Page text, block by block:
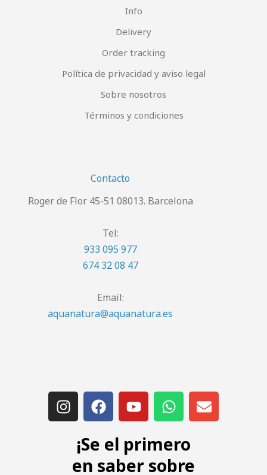
Info
Delivery
Order tracking
Política de privacidad y aviso legal
Sobre nosotros
Términos y condiciones
Contacto
Roger de Flor 45-51 08013. Barcelona
Tel:
933 095 977
674 32 08 47
Email:
aquanatura@aquanatura.es
¡Se el primero
en saber sobre